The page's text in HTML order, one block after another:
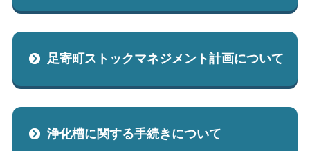
足寄町ストックマネジメント計画について
浄化槽に関する手続きについて